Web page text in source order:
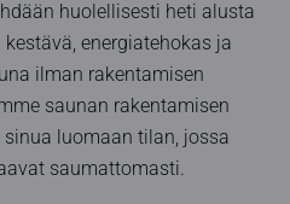
huolellisesti heti alusta
energiatehokas ja
ilman rakentamisen
saunan rakentamisen
luomaan tilan, jossa
saumattomasti.